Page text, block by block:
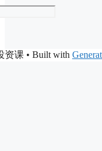
资课 • Built with